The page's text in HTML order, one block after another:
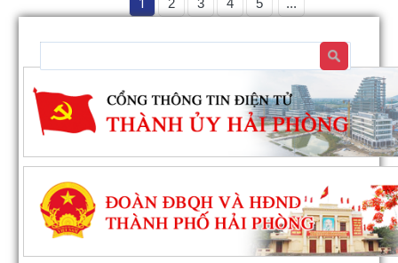
2 3 4 5 ...